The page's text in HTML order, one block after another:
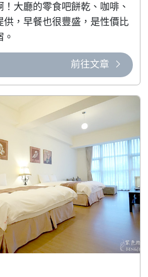
大廳的零食吧餅乾、咖啡、
供，早餐也很豐盛，是性價比
前往文章